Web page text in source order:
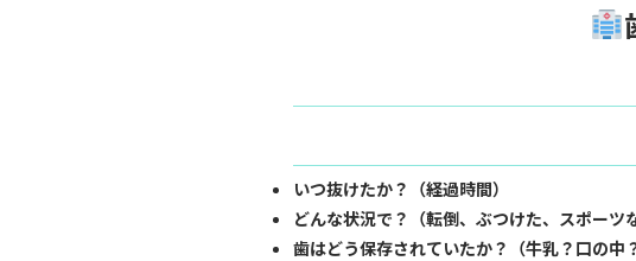
いつ抜けたか？（経過時間）
どんな状況で？（転倒、ぶつけた、スポーツ
歯はどう保存されていたか？（牛乳？口の中